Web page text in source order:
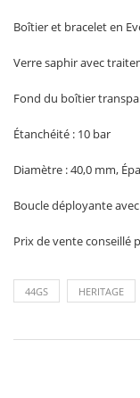
Boîtier et bracelet en
Verre saphir avec
Fond du boîtier
Étanchéité : 10 bar
Diamètre : 40,0 mm,
Boucle déployante
Prix de vente conseillé
44GS HERITAGE